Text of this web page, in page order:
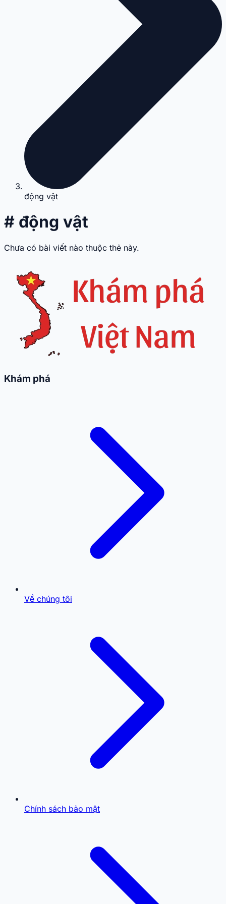
động vật
# động vật
Chưa có bài viết nào thuộc thẻ này.
Khám phá
Về chúng tôi
Chính sách bảo mật